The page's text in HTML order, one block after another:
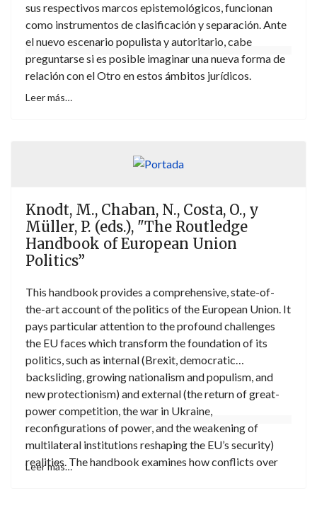
sus respectivos marcos epistemológicos, funcionan
como instrumentos de clasificación y separación. Ante
el nuevo escenario populista y autoritario, cabe
preguntarse si es posible imaginar una nueva forma de
relación con el Otro en estos ámbitos jurídicos.
Leer más…
Knodt, M., Chaban, N., Costa, O., y
Müller, P. (eds.), "The Routledge
Handbook of European Union
Politics”
This handbook provides a comprehensive, state-of-
the-art account of the politics of the European Union. It
pays particular attention to the profound challenges
the EU faces which transform the foundation of its
politics, such as internal (Brexit, democratic
backsliding, growing nationalism and populism, and
new protectionism) and external (the return of great-
power competition, the war in Ukraine,
reconfigurations of power, and the weakening of
multilateral institutions reshaping the EU’s security)
realities. The handbook examines how conflicts over
Leer más…